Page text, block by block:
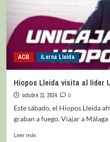
ACB iLerna Lleida
Hiopos Lleida visita al líder
octubre 11, 2024
0
Este sábado, el Hiopos Lleida
graban a fuego. Viajar a Málaga
Leer más